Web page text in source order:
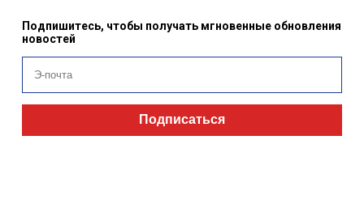
Подпишитесь, чтобы получать мгновенные обновления
новостей
Подписаться